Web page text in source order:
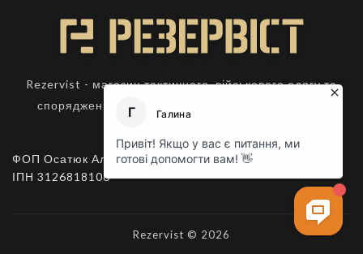
Rezervist - магазин тактичного, військового одягу та
спорядження. Товари для активного відпочинку.
ФОП Осатюк Алла Костянтинівна,
ІПН 3126818106
Rezervist © 2026